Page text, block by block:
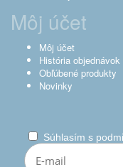
Môj účet
Môj účet
História objednávok
Obľúbené produkty
Novinky
Súhlasím s